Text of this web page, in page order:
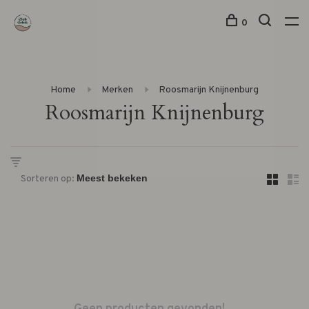
0
Home Merken Roosmarijn Knijnenburg
Roosmarijn Knijnenburg
Sorteren op: